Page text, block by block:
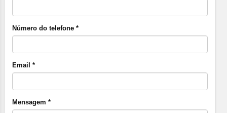
Número do telefone *
Email *
Mensagem *